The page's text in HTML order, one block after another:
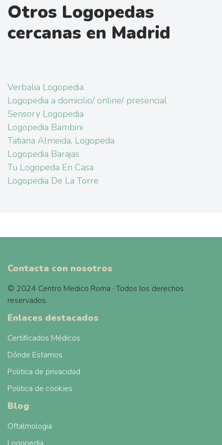
Otros Logopedas
cercanas en Madrid
Verbalia Logopedia
Logopedia a domicilio/ online/ presencial
Sensory Logopedia
Logopedia Bambini
Tatiana Almeida, Logopeda
Logopedia Barajas
Tu Logopeda En Casa
Logopedia De La Torre
Contacta con nosotros
© 2024 Centro Medico Roma · Todos los derechos
reservados
Enlaces destacados
Certificados Médicos
Dónde Estamos
Politica de privacidad
Politica de cookies
Blog
Oftalmologia